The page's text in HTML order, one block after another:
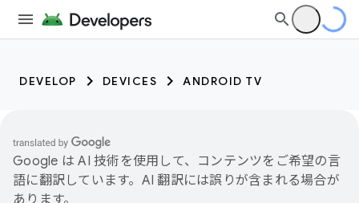
DEVELOP DEVICES ANDROID TV
Google は AI 技術を使用して、コンテンツをご希望の言
語に翻訳しています。AI 翻訳には誤りが含まれる場合が
あります。